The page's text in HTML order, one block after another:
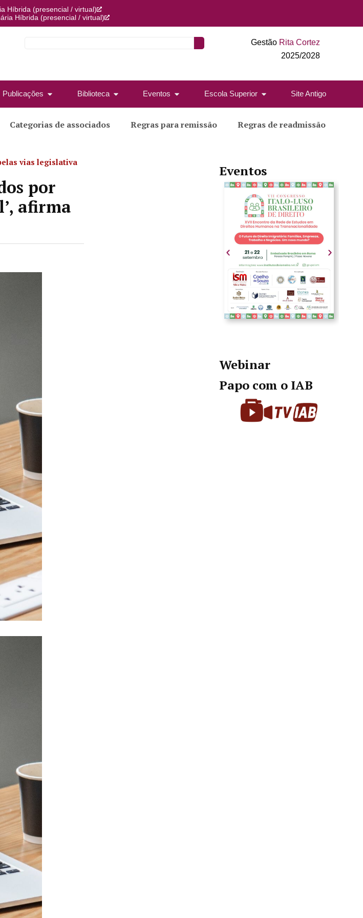
Híbrida (presencial / virtual)
Híbrida (presencial / virtual)
Gestão Rita Cortez
2025/2028
Publicações Biblioteca Eventos Escola Superior Site Antigo
Categorias de associados Regras para remissão Regras de readmissão
vias legislativa
por
afirma
Eventos
Webinar
Papo com o IAB